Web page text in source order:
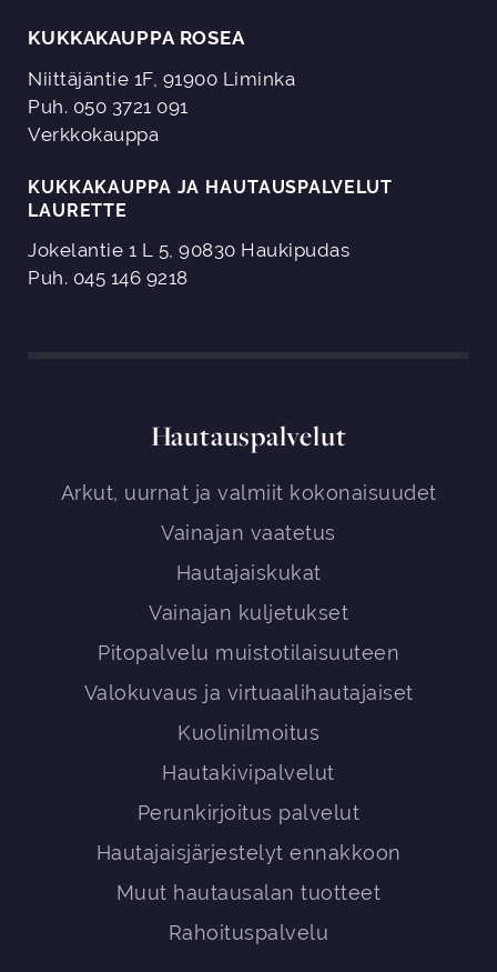
KUKKAKAUPPA ROSEA
Niittäjäntie 1F, 91900 Liminka
Puh. 050 3721 091
Verkkokauppa
KUKKAKAUPPA JA HAUTAUSPALVELUT
LAURETTE
Jokelantie 1 L 5, 90830 Haukipudas
Puh. 045 146 9218
Hautauspalvelut
Arkut, uurnat ja valmiit kokonaisuudet
Vainajan vaatetus
Hautajaiskukat
Vainajan kuljetukset
Pitopalvelu muistotilaisuuteen
Valokuvaus ja virtuaalihautajaiset
Kuolinilmoitus
Hautakivipalvelut
Perunkirjoitus palvelut
Hautajaisjärjestelyt ennakkoon
Muut hautausalan tuotteet
Rahoituspalvelu